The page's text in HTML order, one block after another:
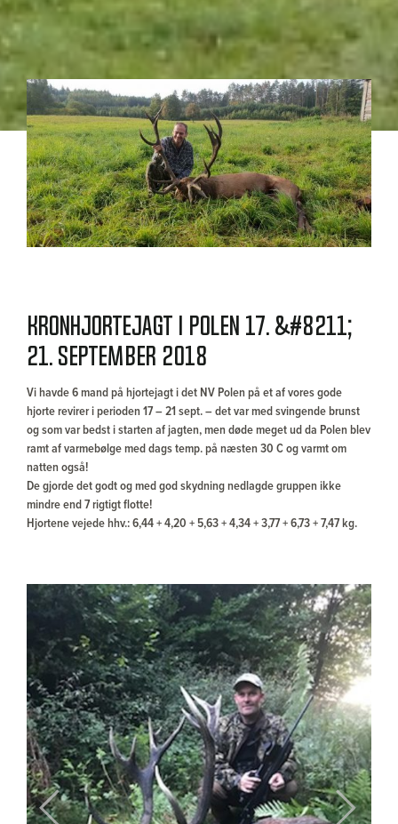
Kronhjortejagt i Polen 17. &#8211;
21. september 2018
Vi havde 6 mand på hjortejagt i det NV Polen på et af vores gode
hjorte revirer i perioden 17 – 21 sept. – det var med svingende brunst
og som var bedst i starten af jagten, men døde meget ud da Polen blev
ramt af varmebølge med dags temp. på næsten 30 C og varmt om
natten også!
De gjorde det godt og med god skydning nedlagde gruppen ikke
mindre end 7 rigtigt flotte!
Hjortene vejede hhv.: 6,44 + 4,20 + 5,63 + 4,34 + 3,77 + 6,73 + 7,47 kg.
Previous Next